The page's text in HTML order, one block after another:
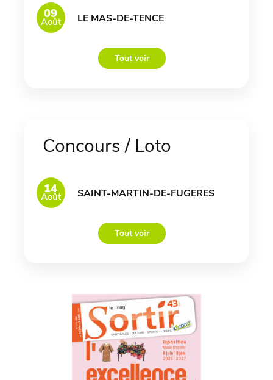
09
Août LE MAS-DE-TENCE
Tout voir
Concours / Loto
14
Août SAINT-MARTIN-DE-FUGERES
Tout voir